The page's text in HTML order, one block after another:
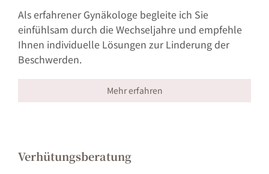
Als erfahrener Gynäkologe begleite ich Sie
einfühlsam durch die Wechseljahre und empfehle
Ihnen individuelle Lösungen zur Linderung der
Beschwerden.
Mehr erfahren
Verhütungsberatung